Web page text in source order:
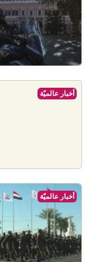
أخبار عالميّة
أخبار عالميّة